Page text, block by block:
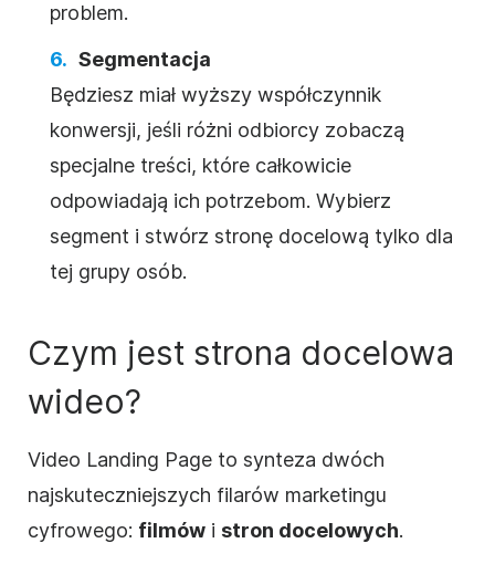
problem.
Segmentacja
Będziesz miał wyższy współczynnik
konwersji, jeśli różni odbiorcy zobaczą
specjalne treści, które całkowicie
odpowiadają ich potrzebom. Wybierz
segment i stwórz stronę docelową tylko dla
tej grupy osób.
Czym jest strona docelowa
wideo?
Video Landing Page to synteza dwóch
najskuteczniejszych filarów marketingu
cyfrowego: filmów i stron docelowych.